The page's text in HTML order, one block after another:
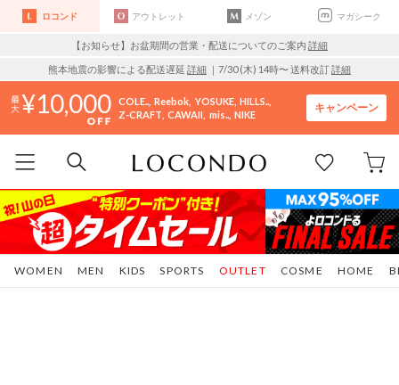
ロコンド アウトレット メゾン マガシーク
【お知らせ】お盆期間の営業・配送についてのご案内 詳細
熊本地震の影響による配送遅延 詳細 ｜7/30 (木) 14時〜 送料改訂詳細
10,000 COLE.. Reebok YOSUKE HILLS..
Z-CRAFT CAWAII mis.. NIKE
キャンペーン
WOMEN MEN KIDS SPORTS COSME HOME
OUTLET